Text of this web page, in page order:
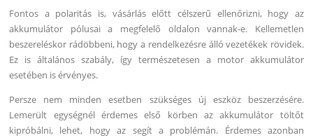
Fontos a polaritás is, vásárlás előtt célszerű ellenőrizni, hogy az
akkumulátor pólusai a megfelelő oldalon vannak-e. Kellemetlen
beszereléskor rádöbbeni, hogy a rendelkezésre álló vezetékek rövidek.
Ez is általános szabály, így természetesen a motor akkumulátor
esetében is érvényes.
Persze nem minden esetben szükséges új eszköz beszerzésére.
Lemerült egységnél érdemes első körben az akkumulátor töltőt
kipróbálni, lehet, hogy az segít a problémán. Érdemes azonban